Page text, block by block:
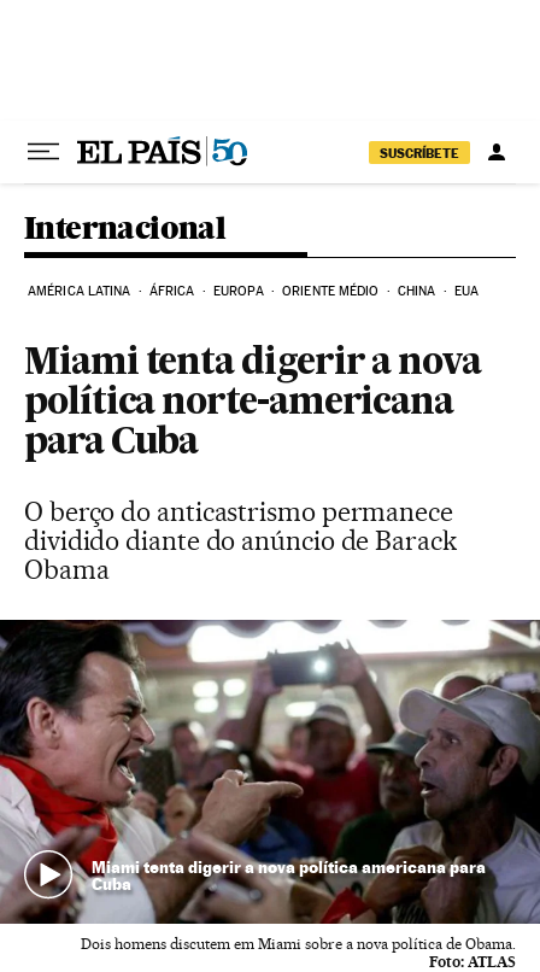
SUSCRÍBETE
Internacional
AMÉRICA LATINA ÁFRICA EUROPA ORIENTE MÉDIO CHINA EUA
Miami tenta digerir a nova
política norte-americana
para Cuba
O berço do anticastrismo permanece
dividido diante do anúncio de Barack
Obama
Miami tenta digerir a nova política americana para
Cuba
Dois homens discutem em Miami sobre a nova política de Obama.
Foto: ATLAS